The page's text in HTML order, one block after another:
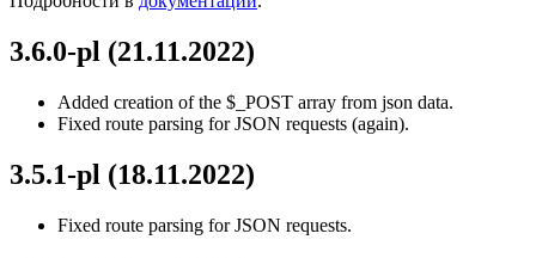
3.6.0-pl (21.11.2022)
Added creation of the $_POST array from json data.
Fixed route parsing for JSON requests (again).
3.5.1-pl (18.11.2022)
Fixed route parsing for JSON requests.